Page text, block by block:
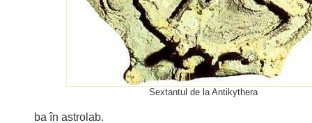
Sextantul de la Antikythera
ba în astrolab.